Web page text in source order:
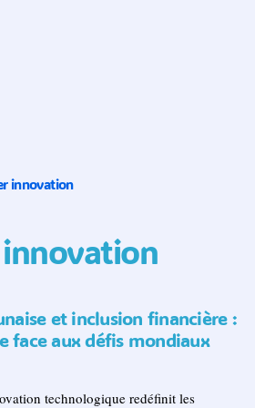
innovation
et inclusion financière :
face aux défis mondiaux
technologique redéfinit les